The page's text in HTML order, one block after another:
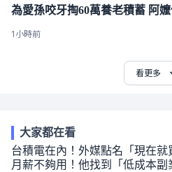
1小時前
看更多
大家都在看
台積電在內！外媒點名「現在
月薪不夠用！他找到「低成本副